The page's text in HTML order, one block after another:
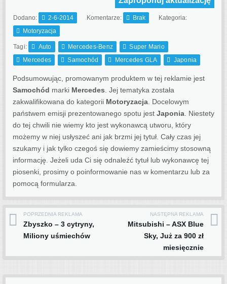
Dodano: 2-6-2014 Komentarze: Brak
Kategoria:
Motoryzacja
Tagi: Auto Mercedes-Benz
Super Mario
Mercedes
Samochód Mercedes GLA Japonia
Podsumowując, promowanym produktem w tej reklamie jest
Samochód marki Mercedes . Jej tematyka została
zakwalifikowana do kategorii Motoryzacja . Docelowym
państwem emisji prezentowanego spotu jest Japonia Niestety
do tej chwili nie wiemy kto jest wykonawcą utworu, który
możemy w niej usłyszeć ani jak brzmi jej tytuł. Cały czas jej
szukamy i jak tylko czegoś się dowiemy zamieścimy stosowną
informację. Jeżeli uda Ci się odnaleźć tytuł lub wykonawcę tej
piosenki, prosimy o poinformowanie nas w komentarzu lub za
pomocą formularza.
Post navigation
POPRZEDNIA REKLAMA
Zbyszko – 3 cytryny,
Miliony uśmiechów
NASTĘPNA REKLAMA
Mitsubishi – ASX Blue
Sky, Już za 900 zł
miesięcznie